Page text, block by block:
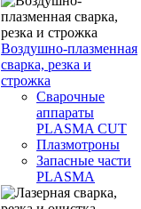
Воздушно-плазменная
сварка, резка и
строжка
Сварочные
аппараты
PLASMA CUT
Плазмотроны
Запасные части
PLASMA